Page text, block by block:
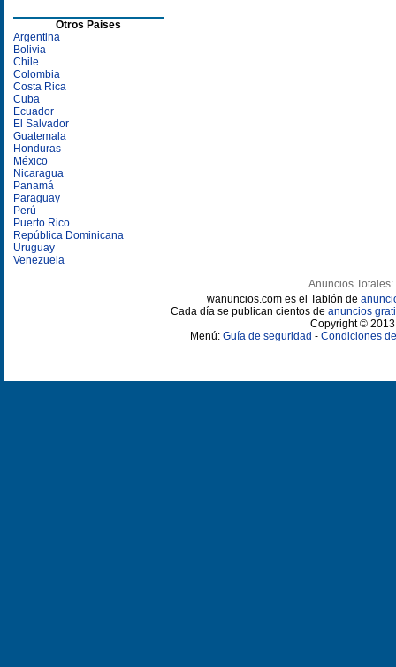
Otros Paises
Argentina
Bolivia
Chile
Colombia
Costa Rica
Cuba
Ecuador
El Salvador
Guatemala
Honduras
México
Nicaragua
Panamá
Paraguay
Perú
Puerto Rico
República Dominicana
Uruguay
Venezuela
Anuncios Totales:
wanuncios.com es el Tablón de
Cada día se publican cientos de anuncios
Copyright ©
Menú: Guía de seguridad - Condiciones